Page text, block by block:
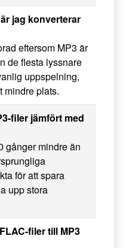
jag konverterar
eftersom MP3 är
de flesta lyssnare
uppspelning,
mindre plats.
filer jämfört med
gånger mindre än
för att spara
upp stora
filer till MP3